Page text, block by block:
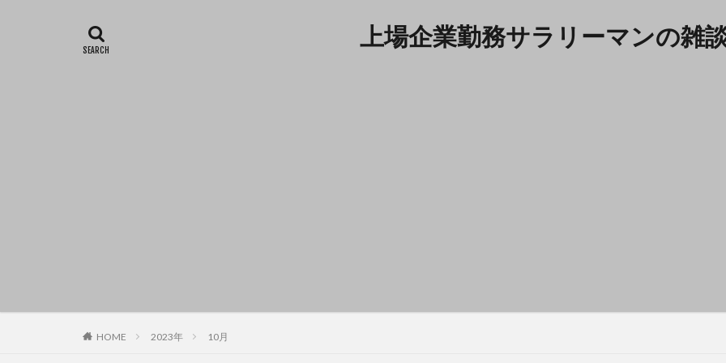
上場企業勤務サラリーマンの雑
HOME 2023年 10月